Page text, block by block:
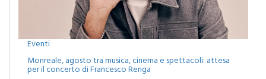
Eventi
Monreale, agosto tra musica, cinema e spettacoli: attesa
per il concerto di Francesco Renga